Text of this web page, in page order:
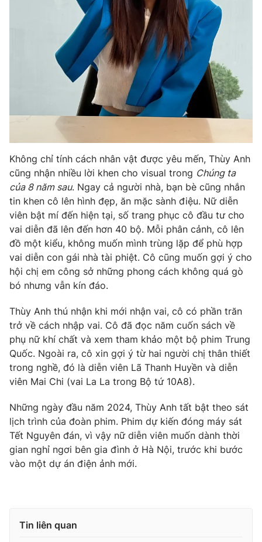
Không chỉ tính cách nhân vật được yêu mến, Thùy Anh
cũng nhận nhiều lời khen cho visual trong Chúng ta
của 8 năm sau. Ngay cả người nhà, bạn bè cũng nhắn
tin khen cô lên hình đẹp, ăn mặc sành điệu. Nữ diễn
viên bật mí đến hiện tại, số trang phục cô đầu tư cho
vai diễn đã lên đến hơn 40 bộ. Mỗi phân cảnh, cô lên
đồ một kiểu, không muốn mình trùng lặp để phù hợp
vai diễn con gái nhà tài phiệt. Cô cũng muốn gợi ý cho
hội chị em công sở những phong cách không quá gò
bó nhưng vẫn kín đáo.
Thùy Anh thú nhận khi mới nhận vai, cô có phần trăn
trở về cách nhập vai. Cô đã đọc năm cuốn sách về
phụ nữ khí chất và xem tham khảo một bộ phim Trung
Quốc. Ngoài ra, cô xin gợi ý từ hai người chị thân thiết
trong nghề, đó là diễn viên Lã Thanh Huyền và diễn
viên Mai Chi (vai La La trong Bộ tứ 10A8).
Những ngày đầu năm 2024, Thùy Anh tất bật theo sát
lịch trình của đoàn phim. Phim dự kiến đóng máy sát
Tết Nguyên đán, vì vậy nữ diễn viên muốn dành thời
gian nghỉ ngơi bên gia đình ở Hà Nội, trước khi bước
vào một dự án điện ảnh mới.
Tin liên quan